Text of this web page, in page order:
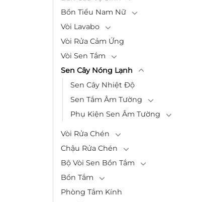
Bồn Tiểu Nam Nữ
Vòi Lavabo
Vòi Rửa Cảm Ứng
Vòi Sen Tắm
Sen Cây Nóng Lạnh
Sen Cây Nhiệt Độ
Sen Tắm Âm Tường
Phụ Kiện Sen Âm Tường
Vòi Rửa Chén
Chậu Rửa Chén
Bộ Vòi Sen Bồn Tắm
Bồn Tắm
Phòng Tắm Kính